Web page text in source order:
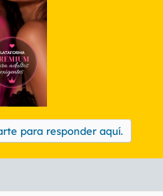
para responder aquí.